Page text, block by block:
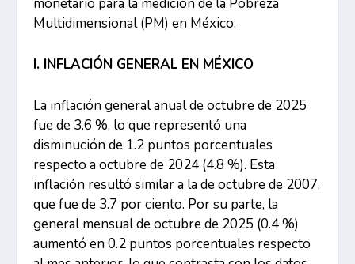
Multidimensional (PM) en México.
I. INFLACIÓN GENERAL EN MÉXICO
La inflación general anual de octubre de 2025
fue de 3.6 %, lo que representó una
disminución de 1.2 puntos porcentuales
respecto a octubre de 2024 (4.8 %). Esta
inflación resultó similar a la de octubre de 2007,
que fue de 3.7 por ciento. Por su parte, la
general mensual de octubre de 2025 (0.4 %)
aumentó en 0.2 puntos porcentuales respecto